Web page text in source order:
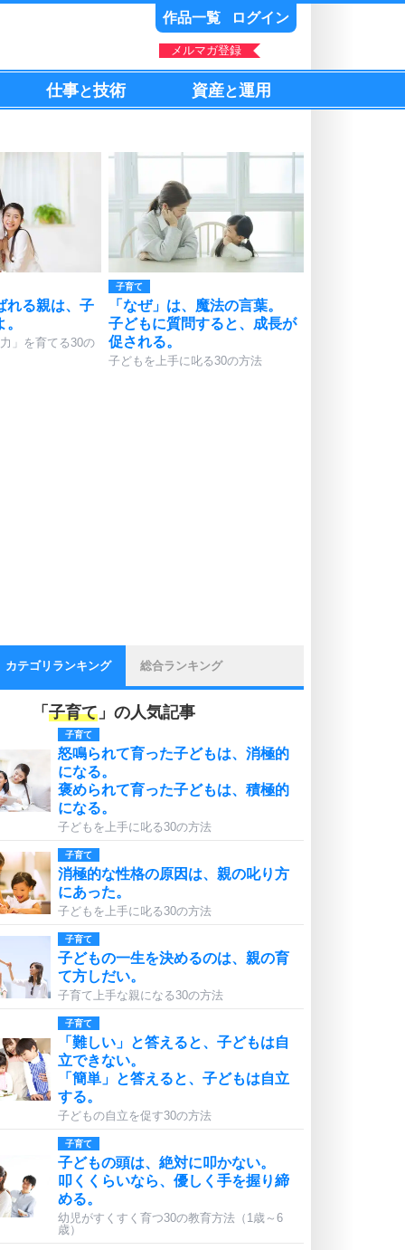
作品一覧 ログイン
メルマガ登録
仕事と技術 資産と運用
れる親は、子
」を育てる30の
子育て
「なぜ」は、魔法の言葉。
子どもに質問すると、成長が
促される。
子どもを上手に叱る30の方法
カテゴリランキング 総合ランキング
「 子育て 」の人気記事
子育て
怒鳴られて育った子どもは、消極的
になる。
褒められて育った子どもは、積極的
になる。
子どもを上手に叱る30の方法
子育て
消極的な性格の原因は、親の叱り方
にあった。
子どもを上手に叱る30の方法
子育て
子どもの一生を決めるのは、親の育
て方しだい。
子育て上手な親になる30の方法
子育て
「難しい」と答えると、子どもは自
立できない。
「簡単」と答えると、子どもは自立
する。
子どもの自立を促す30の方法
子育て
子どもの頭は、絶対に叩かない。
叩くくらいなら、優しく手を握り締
める。
幼児がすくすく育つ30の教育方法（1歳～6
歳）